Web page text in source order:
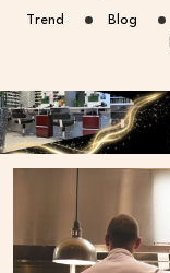
Trend Blog